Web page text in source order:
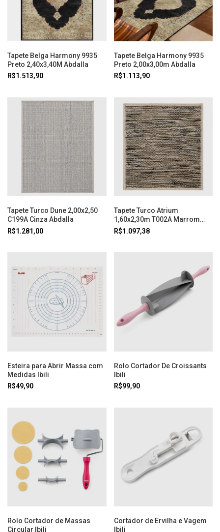
Tapete Belga Harmony 9935
Preto 2,40x3,40M Abdalla
R$1.513,90
Tapete Belga Harmony 9935
Preto 2,00x3,00m Abdalla
R$1.113,90
Tapete Turco Dune 2,00x2,50
C199A Cinza Abdalla
R$1.281,00
Tapete Turco Atrium
1,60x2,30m T002A Marrom
Abtex
R$1.097,38
Esteira para Abrir Massa com
Medidas Ibili
R$49,90
Rolo Cortador De Croissants
Ibili
R$99,90
Rolo Cortador de Massas
Circular Ibili
Cortador de Ervilha e Vagem
Ibili